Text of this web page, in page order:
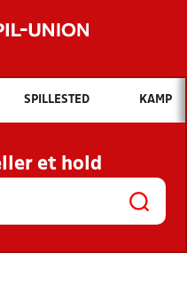
Hvad vil du søge efter?
OG NYHEDER
KLUBBER OG
SPILLESTED KAMP
et hold